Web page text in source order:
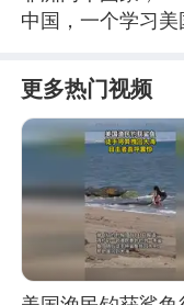
中国，一个学习美
更多热门视频